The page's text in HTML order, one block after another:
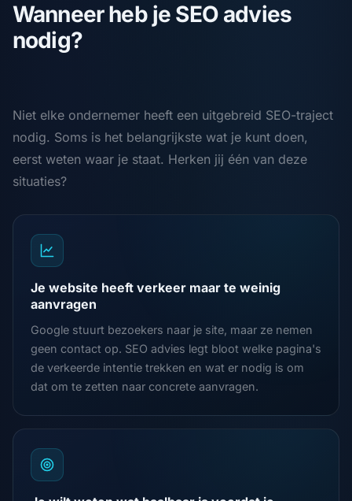
Wanneer heb je SEO advies
nodig?
Niet elke ondernemer heeft een uitgebreid SEO-traject
nodig. Soms is het belangrijkste wat je kunt doen,
eerst weten waar je staat. Herken jij één van deze
situaties?
Je website heeft verkeer maar te weinig
aanvragen
Google stuurt bezoekers naar je site, maar ze nemen
geen contact op. SEO advies legt bloot welke pagina's
de verkeerde intentie trekken en wat er nodig is om
dat om te zetten naar concrete aanvragen.